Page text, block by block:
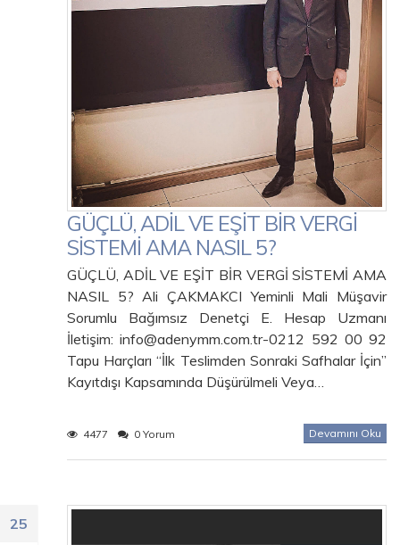
GÜÇLÜ, ADİL VE EŞİT BİR VERGİ
SİSTEMİ AMA NASIL 5?
GÜÇLÜ, ADİL VE EŞİT BİR VERGİ SİSTEMİ AMA
NASIL 5? Ali ÇAKMAKCI Yeminli Mali Müşavir
Sorumlu Bağımsız Denetçi E. Hesap Uzmanı
İletişim: info@adenymm.com.tr-0212 592 00 92
Tapu Harçları “İlk Teslimden Sonraki Safhalar İçin”
Kayıtdışı Kapsamında Düşürülmeli Veya…
4477 0 Yorum Devamını Oku
25